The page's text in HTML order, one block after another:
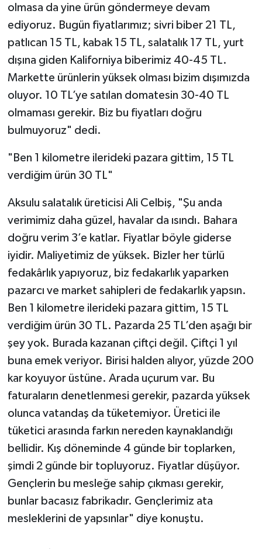
olmasa da yine ürün göndermeye devam
ediyoruz. Bugün fiyatlarımız; sivri biber 21 TL,
patlıcan 15 TL, kabak 15 TL, salatalık 17 TL, yurt
dışına giden Kaliforniya biberimiz 40-45 TL.
Markette ürünlerin yüksek olması bizim dışımızda
oluyor. 10 TL’ye satılan domatesin 30-40 TL
olmaması gerekir. Biz bu fiyatları doğru
bulmuyoruz" dedi.
"Ben 1 kilometre ilerideki pazara gittim, 15 TL
verdiğim ürün 30 TL"
Aksulu salatalık üreticisi Ali Celbiş, "Şu anda
verimimiz daha güzel, havalar da ısındı. Bahara
doğru verim 3’e katlar. Fiyatlar böyle giderse
iyidir. Maliyetimiz de yüksek. Bizler her türlü
fedakârlık yapıyoruz, biz fedakarlık yaparken
pazarcı ve market sahipleri de fedakarlık yapsın.
Ben 1 kilometre ilerideki pazara gittim, 15 TL
verdiğim ürün 30 TL. Pazarda 25 TL’den aşağı bir
şey yok. Burada kazanan çiftçi değil. Çiftçi 1 yıl
buna emek veriyor. Birisi halden alıyor, yüzde 200
kar koyuyor üstüne. Arada uçurum var. Bu
faturaların denetlenmesi gerekir, pazarda yüksek
olunca vatandaş da tüketemiyor. Üretici ile
tüketici arasında farkın nereden kaynaklandığı
bellidir. Kış döneminde 4 günde bir toplarken,
şimdi 2 günde bir topluyoruz. Fiyatlar düşüyor.
Gençlerin bu mesleğe sahip çıkması gerekir,
bunlar bacasız fabrikadır. Gençlerimiz ata
mesleklerini de yapsınlar" diye konuştu.